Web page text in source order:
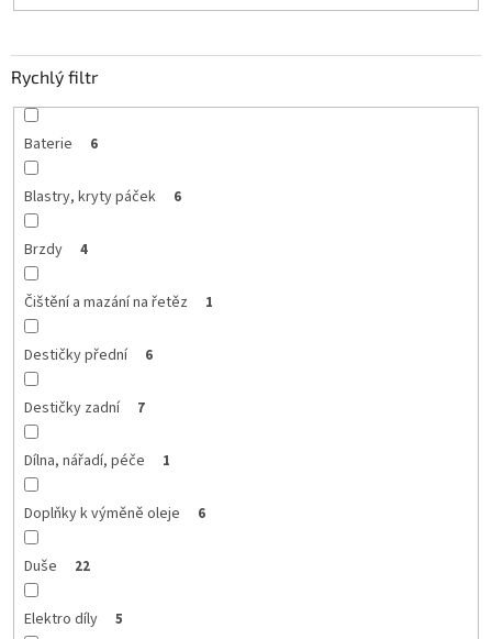
Rychlý filtr
Baterie 6
Blastry, kryty páček 6
Brzdy 4
Čištění a mazání na řetěz 1
Destičky přední 6
Destičky zadní 7
Dílna, nářadí, péče 1
Doplňky k výměně oleje 6
Duše 22
Elektro díly 5